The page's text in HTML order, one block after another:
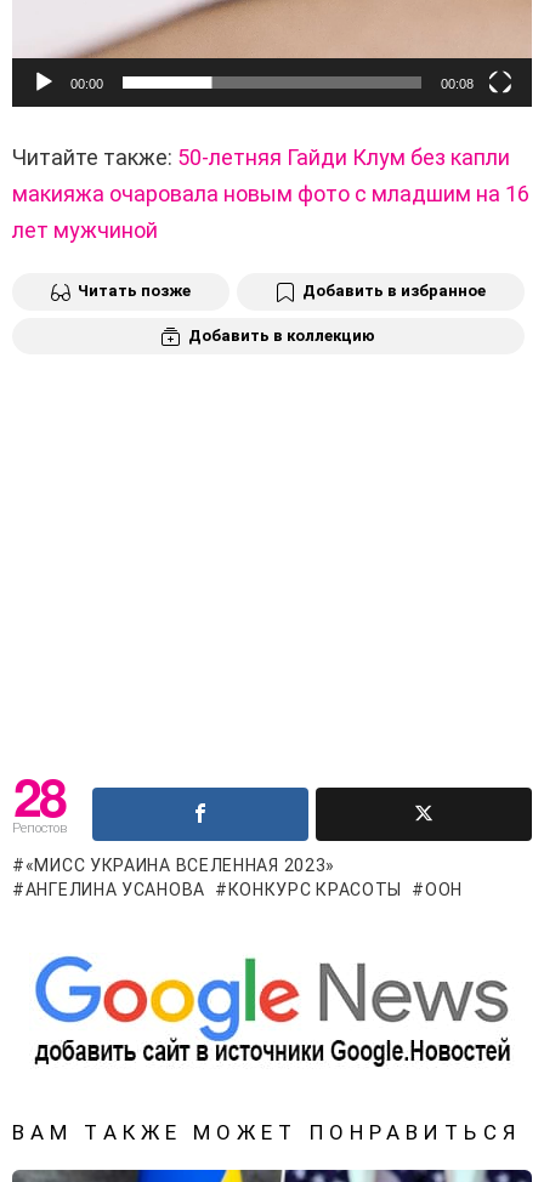
00:00 00:08
Читайте также: 50-летняя Гайди Клум без капли
макияжа очаровала новым фото с младшим на 16
лет мужчиной
Читать позже Добавить в избранное
Добавить в коллекцию
28
Репостов
«МИСС УКРАИНА ВСЕЛЕННАЯ 2023»
АНГЕЛИНА УСАНОВА
КОНКУРС КРАСОТЫ ООН
ВАМ ТАКЖЕ МОЖЕТ ПОНРАВИТЬСЯ